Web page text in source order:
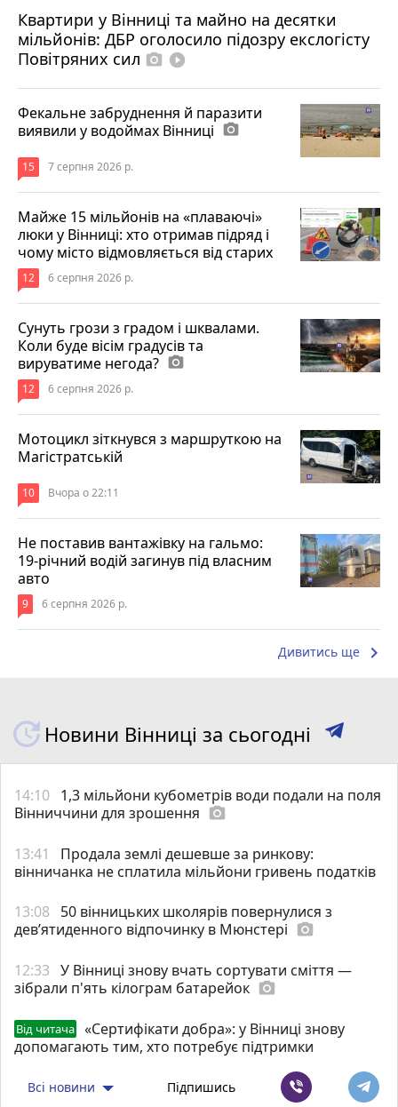
Квартири у Вінниці та майно на десятки
мільйонів: ДБР оголосило підозру екслогісту
Повітряних сил photo_camera play_circle_filled
6 серпня 2026 р.
Фекальне забруднення й паразити
виявили у водоймах Вінниці photo_camera
15 7 серпня 2026 р.
Майже 15 мільйонів на «плаваючі»
люки у Вінниці: хто отримав підряд і
чому місто відмовляється від старих
12 6 серпня 2026 р.
Сунуть грози з градом і шквалами.
Коли буде вісім градусів та
вируватиме негода? photo_camera
12 6 серпня 2026 р.
Мотоцикл зіткнувся з маршруткою на
Магістратській
10 Вчора о 22:11
Не поставив вантажівку на гальмо:
19-річний водій загинув під власним
авто
9 6 серпня 2026 р.
Дивитись ще keyboard_arrow_right
Новини Вінниці за сьогодні
14:10 1,3 мільйони кубометрів води подали на поля
Вінниччини для зрошення photo_camera
13:41
Продала землі дешевше за ринкову:
вінничанка не сплатила мільйони гривень податків
13:08
50 вінницьких школярів повернулися з
дев’ятиденного відпочинку в Мюнстері photo_camera
12:33 У Вінниці знову вчать сортувати сміття —
зібрали п'ять кілограм батарейок photo_camera
Від читача
«Сертифікати добра»: у Вінниці знову
допомагають тим, хто потребує підтримки
Всі новини Підпишись